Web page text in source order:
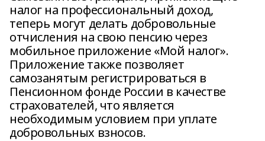
налог на профессиональный доход,
теперь могут делать добровольные
отчисления на свою пенсию через
мобильное приложение «Мой налог».
Приложение также позволяет
самозанятым регистрироваться в
Пенсионном фонде России в качестве
страхователей, что является
необходимым условием при уплате
добровольных взносов.